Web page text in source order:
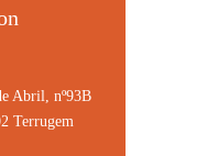
Abril, nº93B
Terrugem